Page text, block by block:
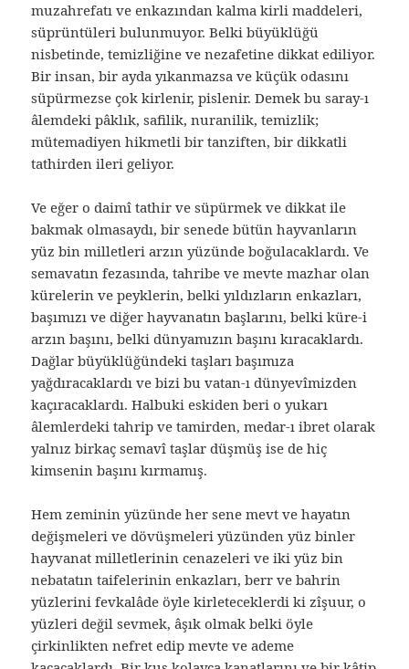
muzahrefatı ve enkazından kalma kirli maddeleri,
süprüntüleri bulunmuyor. Belki büyüklüğü
nisbetinde, temizliğine ve nezafetine dikkat ediliyor.
Bir insan, bir ayda yıkanmazsa ve küçük odasını
süpürmezse çok kirlenir, pislenir. Demek bu saray-ı
âlemdeki pâklık, safilik, nuranilik, temizlik;
mütemadiyen hikmetli bir tanziften, bir dikkatli
tathirden ileri geliyor.
Ve eğer o daimî tathir ve süpürmek ve dikkat ile
bakmak olmasaydı, bir senede bütün hayvanların
yüz bin milletleri arzın yüzünde boğulacaklardı. Ve
semavatın fezasında, tahribe ve mevte mazhar olan
kürelerin ve peyklerin, belki yıldızların enkazları,
başımızı ve diğer hayvanatın başlarını, belki küre-i
arzın başını, belki dünyamızın başını kıracaklardı.
Dağlar büyüklüğündeki taşları başımıza
yağdıracaklardı ve bizi bu vatan-ı dünyevîmizden
kaçıracaklardı. Halbuki eskiden beri o yukarı
âlemlerdeki tahrip ve tamirden, medar-ı ibret olarak
yalnız birkaç semavî taşlar düşmüş ise de hiç
kimsenin başını kırmamış.
Hem zeminin yüzünde her sene mevt ve hayatın
değişmeleri ve dövüşmeleri yüzünden yüz binler
hayvanat milletlerinin cenazeleri ve iki yüz bin
nebatatın taifelerinin enkazları, berr ve bahrin
yüzlerini fevkalâde öyle kirleteceklerdi ki zîşuur, o
yüzleri değil sevmek, âşık olmak belki öyle
çirkinlikten nefret edip mevte ve ademe